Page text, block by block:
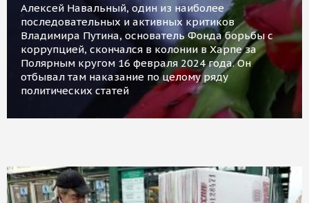
Алексей Навальный, один из наиболее
последовательных и активных критиков
Владимира Путина, основатель Фонда борьбы с
коррупцией, скончался в колонии в Харпе за
Полярным кругом 16 февраля 2024 года. Он
отбывал там наказание по целому ряду
политических статей